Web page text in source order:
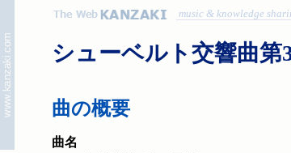
music & knowledge
シューベルト交響曲第
曲の概要
曲名